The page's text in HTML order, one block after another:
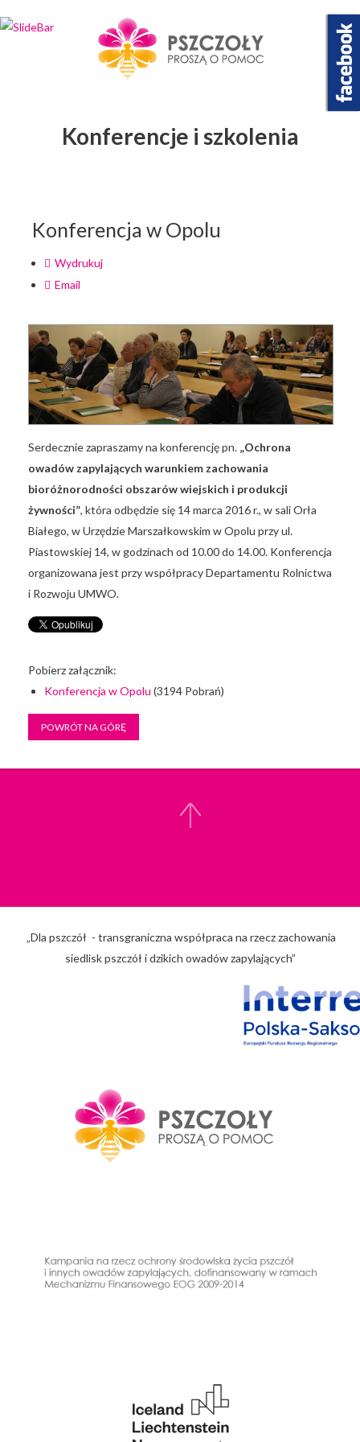
Konferencje i szkolenia
Konferencja w Opolu
Wydrukuj
Email
Serdecznie zapraszamy na konferencję pn. „Ochrona
owadów zapylających warunkiem zachowania
bioróżnorodności obszarów wiejskich i produkcji
żywności”, która odbędzie się 14 marca 2016 r., w sali Orła
Białego, w Urzędzie Marszałkowskim w Opolu przy ul.
Piastowskiej 14, w godzinach od 10.00 do 14.00. Konferencja
organizowana jest przy współpracy Departamentu Rolnictwa
i Rozwoju UMWO.
Pobierz załącznik:
Konferencja w Opolu (3194 Pobrań)
POWRÓT NA GÓRĘ
„Dla pszczół - transgraniczna współpraca na rzecz zachowania
siedlisk pszczół i dzikich owadów zapylających”
Wybierz projekt
który Cię interesuje